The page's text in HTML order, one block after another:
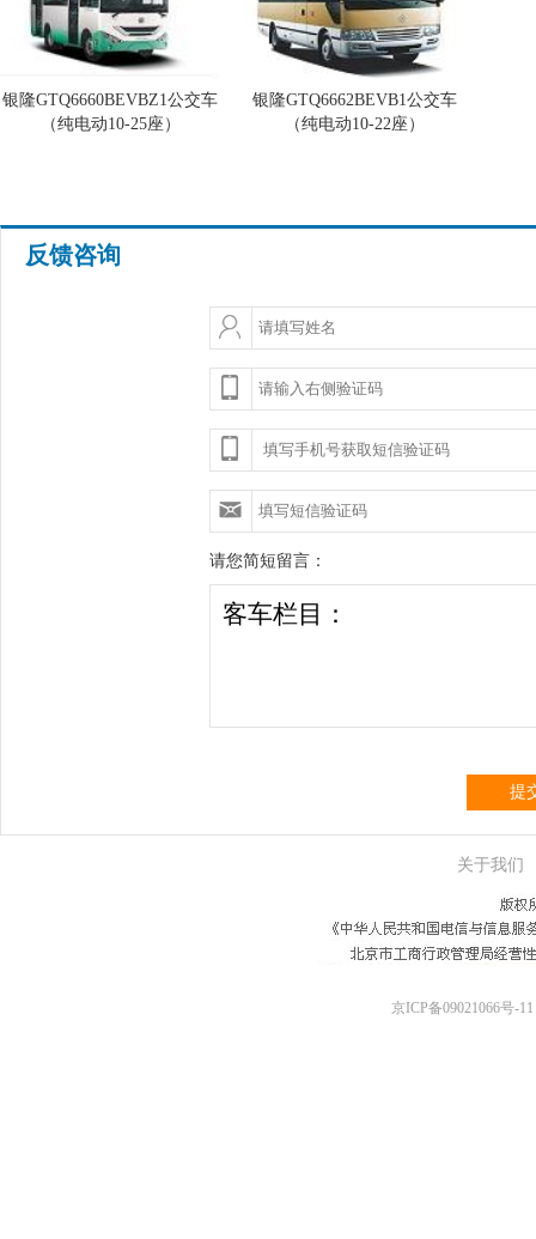
银隆GTQ6660BEVBZ1公交车
（纯电动10-25座）
银隆GTQ6662BEVB1公交车
（纯电动10-22座）
反馈咨询
请您简短留言：
提
关于我们
京ICP备09021066号-11